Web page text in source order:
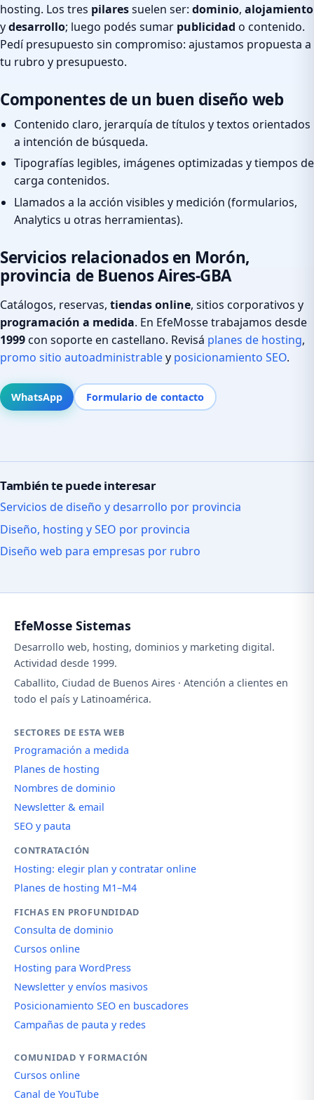
hosting. Los tres pilaressuelen ser: dominio, alojamiento
ydesarrollo; luego podés sumar publicidad o contenido.
Pedí presupuesto sin compromiso: ajustamos propuesta a
tu rubro y presupuesto.
Componentes de un buen diseño web
Contenido claro, jerarquía de títulos y textos orientados
a intención de búsqueda.
Tipografías legibles, imágenes optimizadas y tiempos de
carga contenidos.
Llamados a la acción visibles y medición (formularios,
Analytics u otras herramientas).
Servicios relacionados en Morón,
provincia de Buenos Aires-GBA
Catálogos, reservas, tiendas online, sitios corporativos y
programación a medida. En EfeMosse trabajamos desde
1999con soporte en castellano. Revisá planes de hosting,
promo sitio autoadministrabley posicionamiento SEO.
WhatsApp Formulario de contacto
También te puede interesar
Servicios de diseño y desarrollo por provincia
Diseño, hosting y SEO por provincia
Diseño web para empresas por rubro
EfeMosse Sistemas
Desarrollo web, hosting, dominios y marketing digital.
Actividad desde 1999.
Caballito, Ciudad de Buenos Aires · Atención a clientes en
todo el país y Latinoamérica.
SECTORES DE ESTA WEB
Programación a medida
Planes de hosting
Nombres de dominio
Newsletter & email
SEO y pauta
CONTRATACIÓN
Hosting: elegir plan y contratar online
Planes de hosting M1–M4
FICHAS EN PROFUNDIDAD
Consulta de dominio
Cursos online
Hosting para WordPress
Newsletter y envíos masivos
Posicionamiento SEO en buscadores
Campañas de pauta y redes
COMUNIDAD Y FORMACIÓN
Cursos online
Canal de YouTube